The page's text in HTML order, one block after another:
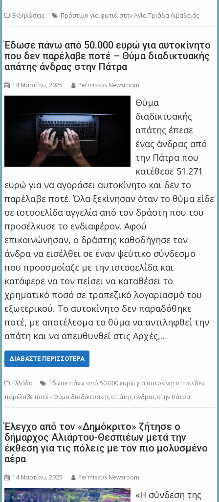
Εκδηλώσεις Πρόστιμο για φωτιά στην Αγία Τριάδα Λιβαδειάς
Έδωσε πάνω από 50.000 ευρώ για αυτοκίνητο
που δεν παρέλαβε ποτέ – Θύμα διαδικτυακής
απάτης άνδρας στην Πάτρα
14 Μαρτίου, 2025 Permissos Newsroom
Θύμα
διαδικτυακής
απάτης έπεσε
ένας άνδρας από
την Πάτρα που
κατέθεσε 51.271
ευρώ για να αγοράσει αυτοκίνητο και δεν το
παρέλαβε ποτέ. Όλα ξεκίνησαν όταν το θύμα είδε
σε ιστοσελίδα αγγελία από τον δράστη που του
προσέλκυσε το ενδιαφέρον. Αφού
επικοινώνησαν, ο δράστης καθοδήγησε τον
άνδρα να εισέλθει σε έναν ψεύτικο σύνδεσμο
που προσομοίαζε με την ιστοσελίδα και
κατάφερε να τον πείσει να καταθέσει το
χρηματικό ποσό σε τραπεζικό λογαριασμό του
εξωτερικού. Το αυτοκίνητο δεν παραδόθηκε
ποτέ, με αποτέλεσμα το θύμα να αντιληφθεί την
απάτη και να απευθυνθεί στις Αρχές,…
ΔΙΑΒΆΣΤΕ ΠΕΡΙΣΣΌΤΕΡΑ
Ελλάδα
Έδωσε πάνω από 50.000 ευρώ για αυτοκίνητο που δεν
παρέλαβε ποτέ - Θύμα διαδικτυακής απάτης άνδρας στην Πάτρα
Έλεγχο από τον «Δημόκριτο» ζήτησε ο
δήμαρχος Αλιάρτου-Θεσπιέων μετά την
έκθεση για τις πόλεις με τον πιο μολυσμένο
αέρα
14 Μαρτίου, 2025 Permissos Newsroom
«Η σύνδεση της